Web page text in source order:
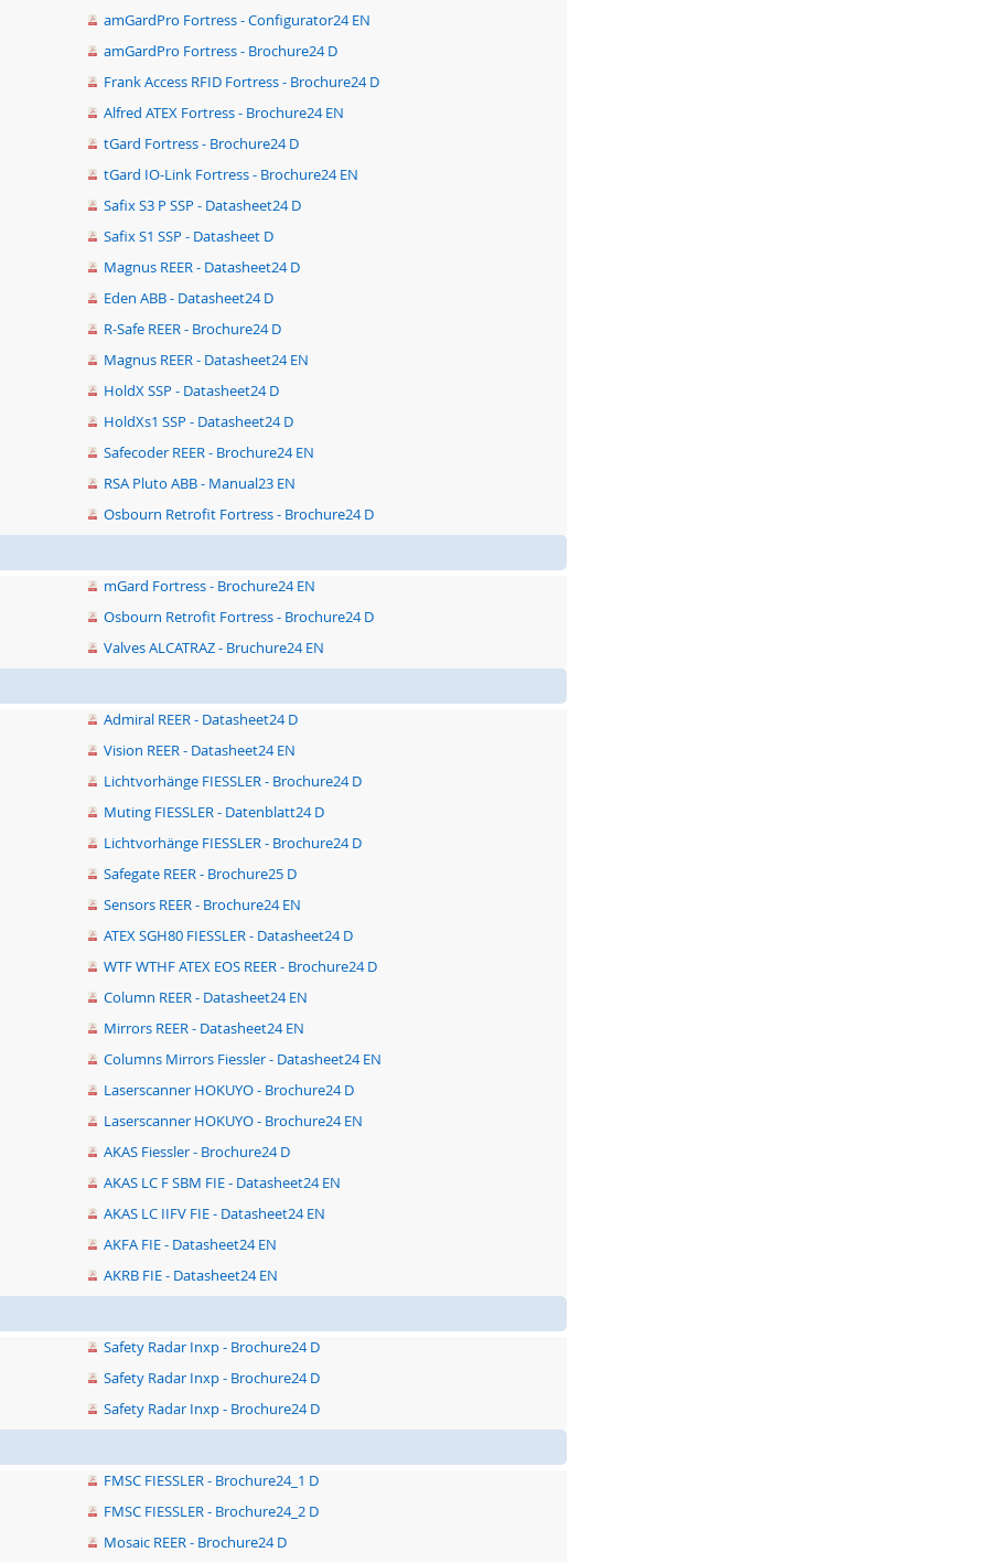
amGardPro Fortress - Configurator24 EN
amGardPro Fortress - Brochure24 D
Frank Access RFID Fortress - Brochure24 D
Alfred ATEX Fortress - Brochure24 EN
tGard Fortress - Brochure24 D
tGard IO-Link Fortress - Brochure24 EN
Safix S3 P SSP - Datasheet24 D
Safix S1 SSP - Datasheet D
Magnus REER - Datasheet24 D
Eden ABB - Datasheet24 D
R-Safe REER - Brochure24 D
Magnus REER - Datasheet24 EN
HoldX SSP - Datasheet24 D
HoldXs1 SSP - Datasheet24 D
Safecoder REER - Brochure24 EN
RSA Pluto ABB - Manual23 EN
Osbourn Retrofit Fortress - Brochure24 D
mGard Fortress - Brochure24 EN
Osbourn Retrofit Fortress - Brochure24 D
Valves ALCATRAZ - Bruchure24 EN
Admiral REER - Datasheet24 D
Vision REER - Datasheet24 EN
Lichtvorhänge FIESSLER - Brochure24 D
Muting FIESSLER - Datenblatt24 D
Lichtvorhänge FIESSLER - Brochure24 D
Safegate REER - Brochure25 D
Sensors REER - Brochure24 EN
ATEX SGH80 FIESSLER - Datasheet24 D
WTF WTHF ATEX EOS REER - Brochure24 D
Column REER - Datasheet24 EN
Mirrors REER - Datasheet24 EN
Columns Mirrors Fiessler - Datasheet24 EN
Laserscanner HOKUYO - Brochure24 D
Laserscanner HOKUYO - Brochure24 EN
AKAS Fiessler - Brochure24 D
AKAS LC F SBM FIE - Datasheet24 EN
AKAS LC IIFV FIE - Datasheet24 EN
AKFA FIE - Datasheet24 EN
AKRB FIE - Datasheet24 EN
Safety Radar Inxp - Brochure24 D
Safety Radar Inxp - Brochure24 D
Safety Radar Inxp - Brochure24 D
FMSC FIESSLER - Brochure24_1 D
FMSC FIESSLER - Brochure24_2 D
Mosaic REER - Brochure24 D